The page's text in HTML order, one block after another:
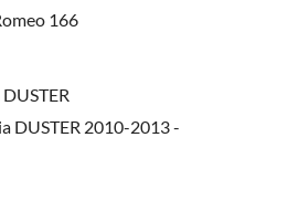
166
DUSTER 2010-2013 -